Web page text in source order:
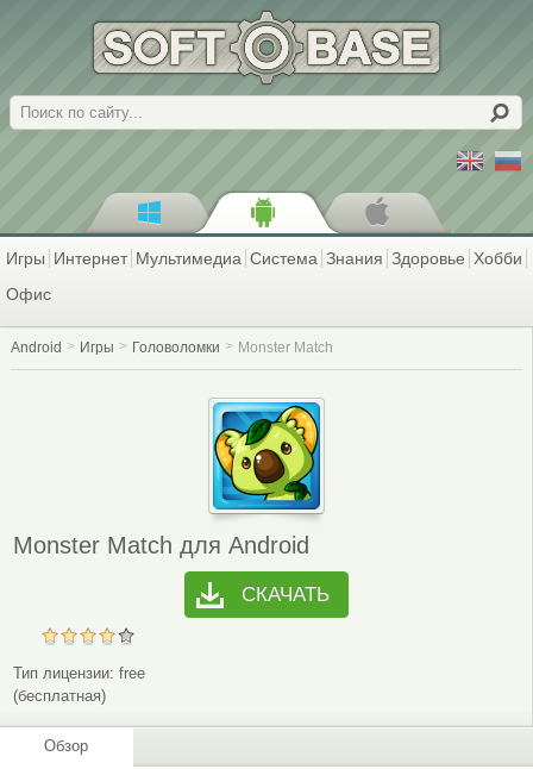
Поиск
Игры Интернет Мультимедиа Система Знания Здоровье Хобби
Офис
Android Игры Головоломки Monster Match
Monster Match для Android
СКАЧАТЬ
Тип лицензии: free
(бесплатная)
Обзор